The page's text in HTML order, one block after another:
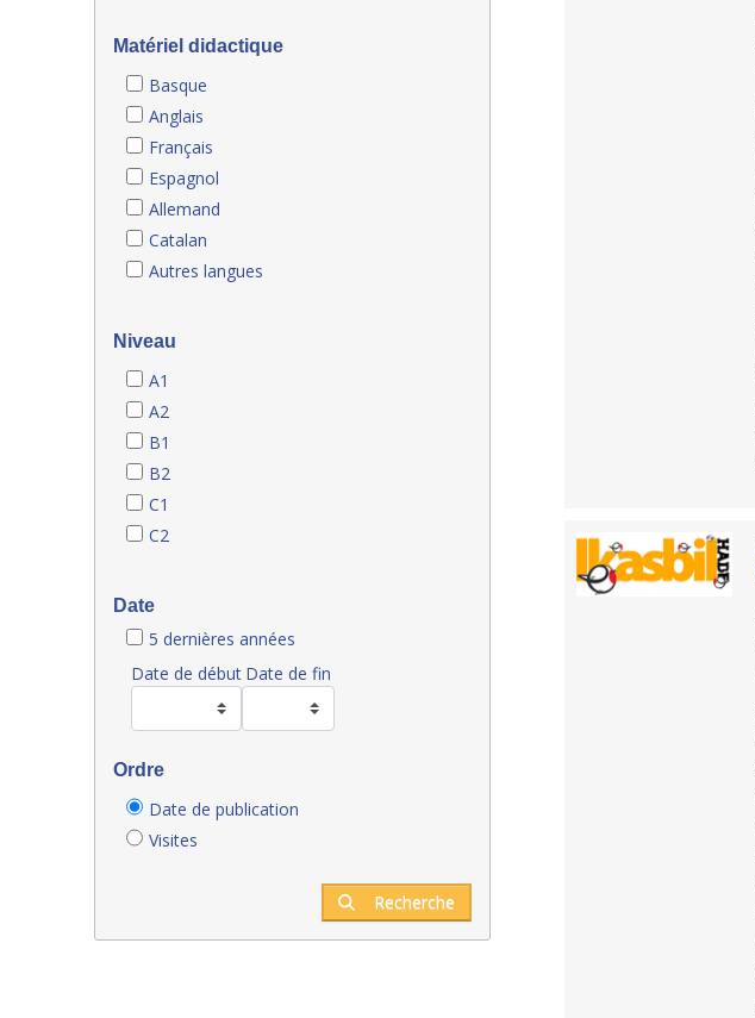
Matériel didactique
Basque
Anglais
Français
Espagnol
Allemand
Catalan
Autres langues
Niveau
A1
A2
B1
B2
C1
C2
Date
5 dernières années
Date de début Date de fin
Ordre
Date de publication
Visites
Recherche